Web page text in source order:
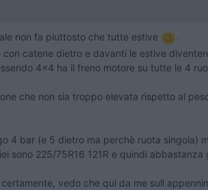
non fa piuttosto che tutte estive
.
catene dietro e davanti le estive
4x4 ha il freno motore su tutte le 4
che non sia troppo elevata rispetto al
4 bar (e 5 dietro ma perchè ruota singola)
sono 225/75R16 121R e quindi abbastanza
vedo che qui da me sull